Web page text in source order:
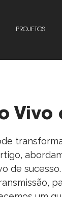
PROJETOS
Vivo
de